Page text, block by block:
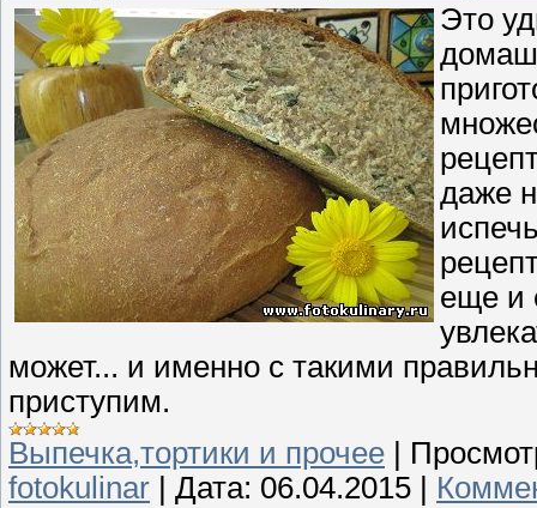
Это
даже
еще и
может... и именно с такими
приступим.
Выпечка,тортики и прочее |
fotokulinar | Дата: 06.04.2015 |